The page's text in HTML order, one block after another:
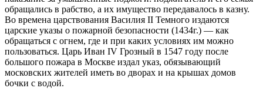
обращались в рабство, а их имущество передавалось в казну.
Во времена царствования Василия II Темного издаются
царские указы о пожарной безопасности (1434г.) — как
обращаться с огнем, где и при каких условиях им можно
пользоваться. Царь Иван IV Грозный в 1547 году после
большого пожара в Москве издал указ, обязывающий
московских жителей иметь во дворах и на крышах домов
бочки с водой.